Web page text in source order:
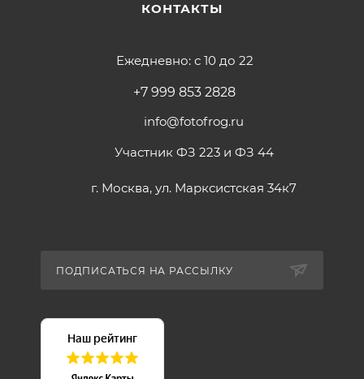
КОНТАКТЫ
Ежедневно: с 10 до 22
+7 999 853 2828
info@fotofrog.ru
Участник ФЗ 223 и ФЗ 44
г. Москва, ул. Марксистская 34к7
ПОДПИСАТЬСЯ НА РАССЫЛКУ